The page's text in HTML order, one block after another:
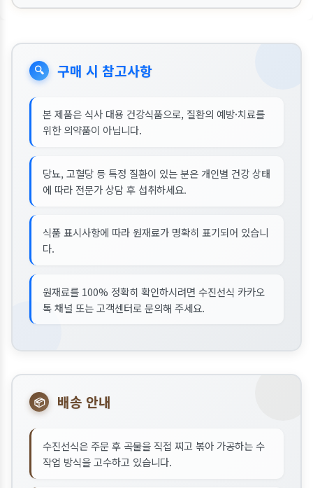
🔍 구매 시 참고사항
본 제품은 식사 대용 건강식품으로, 질환의 예방·치료를
위한 의약품이 아닙니다.
당뇨, 고혈당 등 특정 질환이 있는 분은 개인별 건강 상태
에 따라 전문가 상담 후 섭취하세요.
식품 표시사항에 따라 원재료가 명확히 표기되어 있습니
다.
원재료를 100% 정확히 확인하시려면 수진선식 카카오
톡 채널 또는 고객센터로 문의해 주세요.
📦 배송 안내
수진선식은 주문 후 곡물을 직접 찌고 볶아 가공하는 수
작업 방식을 고수하고 있습니다.